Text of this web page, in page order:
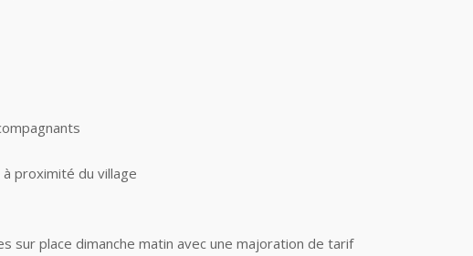
proximité du village
sur place dimanche matin avec une majoration de tarif